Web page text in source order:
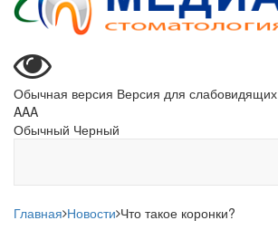
Обычная версия Версия для слабовидящих
AAA
Обычный Черный
Главная Новости Что такое коронки?